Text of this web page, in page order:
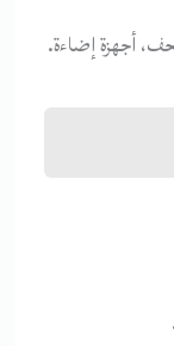
أجهزة إضاءة.